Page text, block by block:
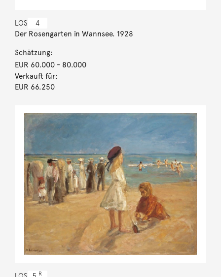
LOS 4
Der Rosengarten in Wannsee. 1928
Schätzung:
EUR 60.000- 80.000
Verkauft für:
EUR 66.250
R